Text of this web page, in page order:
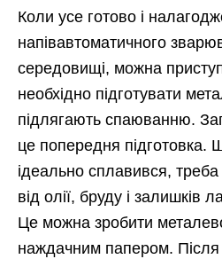
Коли усе готово і
напівавтоматичного
середовищі, можна
необхідно підготувати
підлягають спаюванню.
це попередня підготовка.
ідеально сплавився, треба
від олії, бруду і залишків
Це можна зробити
наждачним папером. Після